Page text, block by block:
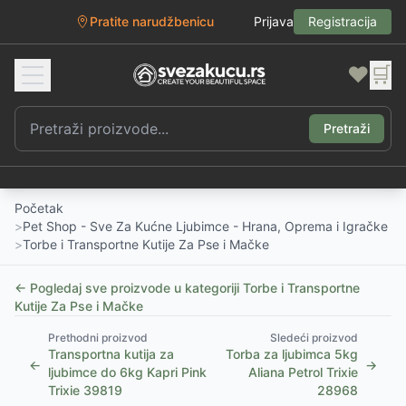
Pratite narudžbenicu Prijava Registracija
❤️ 🛒
Pretraži
Početak
>Pet Shop - Sve Za Kućne Ljubimce - Hrana, Oprema i Igračke
>Torbe i Transportne Kutije Za Pse i Mačke
← Pogledaj sve proizvode u kategoriji Torbe i Transportne
Kutije Za Pse i Mačke
←
Prethodni proizvod
Transportna kutija za
ljubimce do 6kg Kapri Pink
Trixie 39819
Sledeći proizvod
Torba za ljubimca 5kg
Aliana Petrol Trixie
28968
→